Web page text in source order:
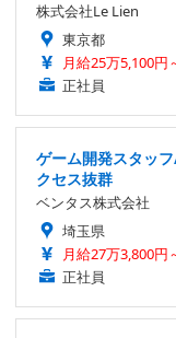
株式会社Le Lien
東京都
月給25万5,100円
正社員
ゲーム開発スタッ
クセス抜群
ベンタス株式会社
埼玉県
月給27万3,800円
正社員